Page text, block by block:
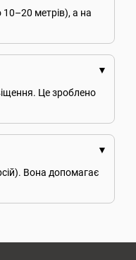
метрів), а на
Це зроблено
Вона допомагає